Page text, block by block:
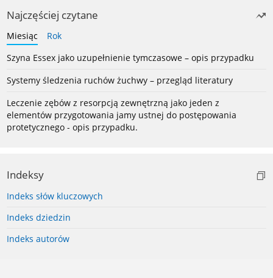
Najczęściej czytane
Miesiąc
Rok
Szyna Essex jako uzupełnienie tymczasowe – opis przypadku
Systemy śledzenia ruchów żuchwy – przegląd literatury
Leczenie zębów z resorpcją zewnętrzną jako jeden z
elementów przygotowania jamy ustnej do postępowania
protetycznego - opis przypadku.
Indeksy
Indeks słów kluczowych
Indeks dziedzin
Indeks autorów